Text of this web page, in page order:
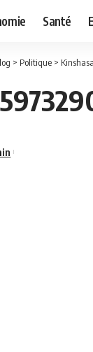
Santé
> Politique > Kinshasa